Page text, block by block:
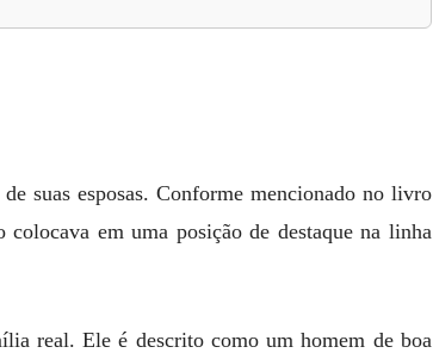
suas esposas. Conforme mencionado no livro
colocava em uma posição de destaque na linha
real. Ele é descrito como um homem de boa